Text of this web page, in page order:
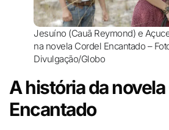
Jesuíno (Cauã Reymond) e
na novela Cordel Encantado –
Divulgação/Globo
A história da
Encantado